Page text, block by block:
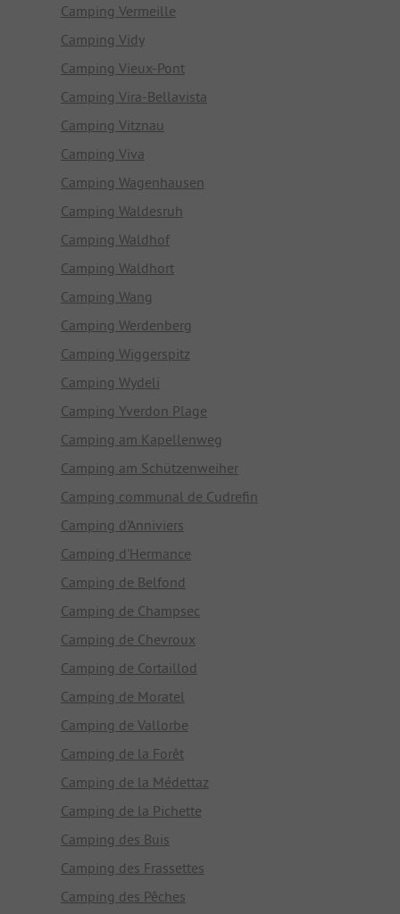
Camping Vermeille
Camping Vidy
Camping Vieux-Pont
Camping Vira-Bellavista
Camping Vitznau
Camping Viva
Camping Wagenhausen
Camping Waldesruh
Camping Waldhof
Camping Waldhort
Camping Wang
Camping Werdenberg
Camping Wiggerspitz
Camping Wydeli
Camping Yverdon Plage
Camping am Kapellenweg
Camping am Schützenweiher
Camping communal de Cudrefin
Camping d'Anniviers
Camping d'Hermance
Camping de Belfond
Camping de Champsec
Camping de Chevroux
Camping de Cortaillod
Camping de Moratel
Camping de Vallorbe
Camping de la Forêt
Camping de la Médettaz
Camping de la Pichette
Camping des Buis
Camping des Frassettes
Camping des Pêches